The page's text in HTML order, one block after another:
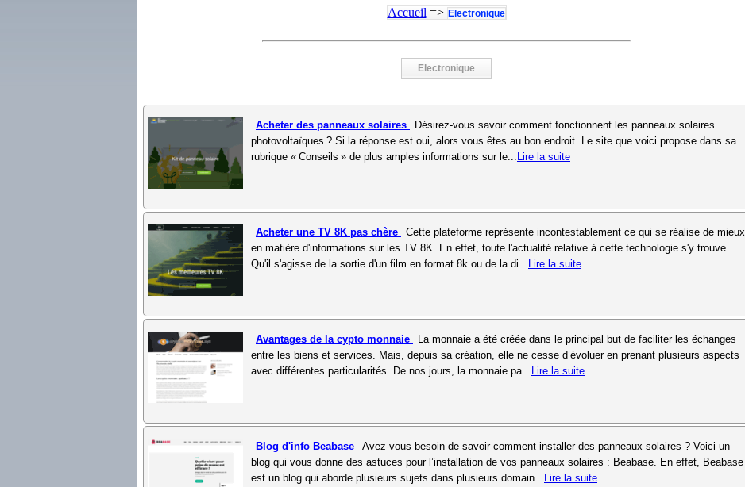
Accueil => Electronique
Electronique
Acheter des panneaux solaires
Désirez-vous savoir comment fonctionnent les panneaux solaires
photovoltaïques ? Si la réponse est oui, alors vous êtes au bon endroit. Le site que voici propose dans sa
rubrique « Conseils » de plus amples informations sur le... Lire la suite
Acheter une TV 8K pas chère
Cette plateforme représente incontestablement ce qui se réalise de mieux
en matière d'informations sur les TV 8K. En effet, toute l'actualité relative à cette technologie s'y trouve.
Qu'il s'agisse de la sortie d'un film en format 8k ou de la di... Lire la suite
Avantages de la cypto monnaie
La monnaie a été créée dans le principal but de faciliter les échanges
entre les biens et services. Mais, depuis sa création, elle ne cesse d’évoluer en prenant plusieurs aspects
avec différentes particularités. De nos jours, la monnaie pa... Lire la suite
Blog d'info Beabase
Avez-vous besoin de savoir comment installer des panneaux solaires ? Voici un
blog qui vous donne des astuces pour l’installation de vos panneaux solaires : Beabase. En effet, Beabase
est un blog qui aborde plusieurs sujets dans plusieurs domain... Lire la suite